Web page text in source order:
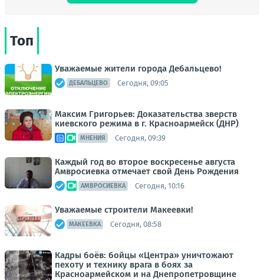
Топ
Уважаемые жители города Дебальцево!
ДЕБАЛЬЦЕВО Сегодня, 09:05
Максим Григорьев: Доказательства зверств
киевского режима в г. Красноармейск (ДНР)
МНЕНИЯ Сегодня, 09:39
Каждый год во второе воскресенье августа
Амвросиевка отмечает свой День Рождения
АМВРОСИЕВКА Сегодня, 10:16
Уважаемые строители Макеевки!
МАКЕЕВКА Сегодня, 08:58
Кадры боёв: бойцы «Центра» уничтожают
пехоту и технику врага в боях за
Красноармейском и на Днепропетровщине